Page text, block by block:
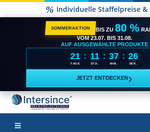
Individuelle Staffelpreise &
SOMMERAKTION BIS ZU 80 %
VOM 23.07. BIS 31.08.
AUF AUSGEWÄHLTE PRODUKTE
21
TAGE
: 11
STD.
: 37
MIN.
: 26
SEK.
JETZT ENTDECKEN ›